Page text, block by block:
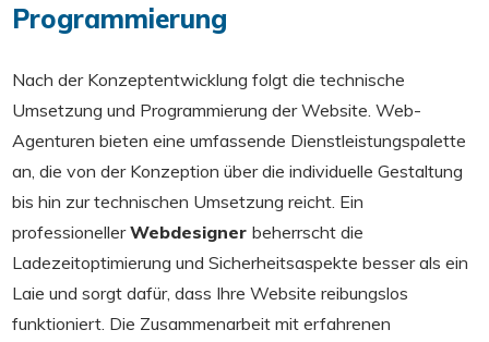
Programmierung
Nach der Konzeptentwicklung folgt die technische
Umsetzung und Programmierung der Website. Web-
Agenturen bieten eine umfassende Dienstleistungspalette
an, die von der Konzeption über die individuelle Gestaltung
bis hin zur technischen Umsetzung reicht. Ein
professionellerWebdesigner beherrscht die
Ladezeitoptimierung und Sicherheitsaspekte besser als ein
Laie und sorgt dafür, dass Ihre Website reibungslos
funktioniert. Die Zusammenarbeit mit erfahrenen